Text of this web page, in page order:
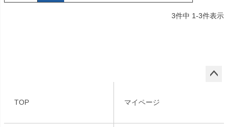
3件中 1-3件表示
TOP マイページ